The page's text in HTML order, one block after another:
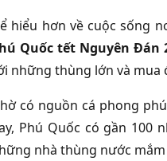
hiểu hơn về cuộc sống
Quốc tết Nguyên Đán
những thùng lớn và mua
có nguồn cá phong
Phú Quốc có gần 100
nhà thùng nước